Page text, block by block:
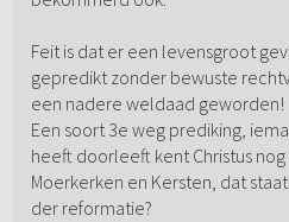
Feit is dat er een levensgroot
gepredikt zonder bewuste
een nadere weldaad geworden!
Een soort 3e weg prediking,
heeft doorleeft kent Christus
Moerkerken en Kersten, dat
der reformatie?